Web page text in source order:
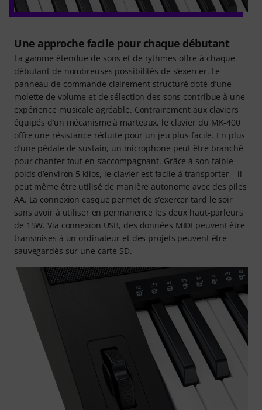
Une approche facile pour chaque débutant
La gamme étendue de sons et de rythmes offre à chaque
débutant de nombreuses possibilités de s’exercer. Le
panneau de commande clairement structuré doté d’une
molette de volume et de sélection des sons contribue à une
expérience musicale agréable. Contrairement aux claviers
équipés d’un mécanisme à marteaux, le clavier du MK-400
offre une résistance réduite pour un jeu plus facile. En plus
d’une pédale de sustain, un microphone peut être branché
pour chanter tout en s’accompagnant. Grâce à son faible
poids d’environ 5 kilos, le clavier est facile à transporter – il
peut même être utilisé de manière autonome avec des piles
AA. La connexion casque permet de s’exercer tard le soir
sans avoir à utiliser en permanence les deux haut-parleurs
de 15W. Via connexion USB, des données MIDI peuvent être
transmises à un ordinateur et des projets peuvent être
sauvegardés sur une carte SD.